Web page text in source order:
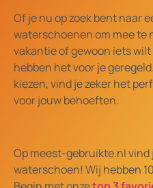
Of je nu op zoek bent naar
waterschoenen om mee te
vakantie of gewoon iets
hebben het voor je
kiezen, vind je zeker het
voor jouw behoeften.
Op meest-gebruikte.nl vind
waterschoen! Wij hebben